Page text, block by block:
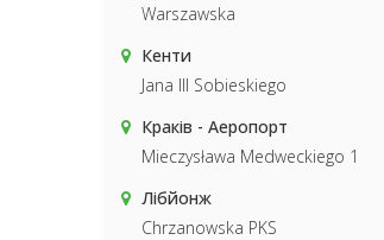
Warszawska
Кенти
Jana III Sobieskiego
Краків - Аеропорт
Mieczysława Medweckiego 1
Лібйонж
Chrzanowska PKS